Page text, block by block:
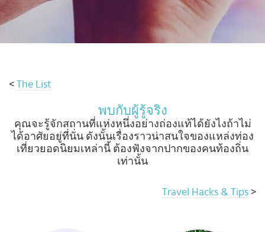
< The List
พบกับผู้รู้จริง
คุณจะรู้จักสถานที่แห่งหนึ่งอย่างถ่องแท้ได้ยังไงถ้าไม่
ได้อาศัยอยู่ที่นั่น ดังนั้นเรื่องราวน่าสนใจของแหล่งท่อง
เที่ยวยอดนิยมเหล่านี้ ต้องฟังจากปากของคนท้องถิ่น
เท่านั้น
Travel Hacks & Tips >
ตอน
นี้
วางแผน
Select
Language
: